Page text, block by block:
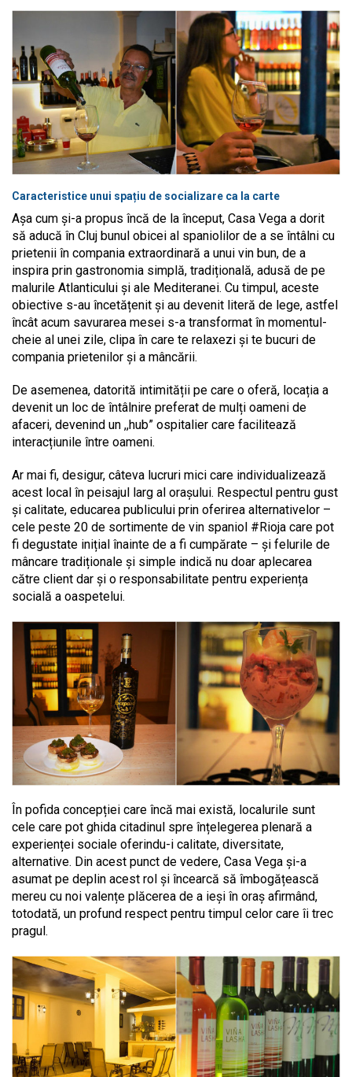
Caracteristice unui spațiu de socializare ca la carte
Așa cum și-a propus încă de la început, Casa Vega a dorit
să aducă în Cluj bunul obicei al spaniolilor de a se întâlni cu
prietenii în compania extraordinară a unui vin bun, de a
inspira prin gastronomia simplă, tradițională, adusă de pe
malurile Atlanticului și ale Mediteranei. Cu timpul, aceste
obiective s-au încetățenit și au devenit literă de lege, astfel
încât acum savurarea mesei s-a transformat în momentul-
cheie al unei zile, clipa în care te relaxezi și te bucuri de
compania prietenilor și a mâncării.
De asemenea, datorită intimității pe care o oferă, locația a
devenit un loc de întâlnire preferat de mulți oameni de
afaceri, devenind un ,,hub” ospitalier care facilitează
interacțiunile între oameni.
Ar mai fi, desigur, câteva lucruri mici care individualizează
acest local în peisajul larg al orașului. Respectul pentru gust
și calitate, educarea publicului prin oferirea alternativelor –
cele peste 20 de sortimente de vin spaniol #Rioja care pot
fi degustate inițial înainte de a fi cumpărate – și felurile de
mâncare tradiționale și simple indică nu doar aplecarea
către client dar și o responsabilitate pentru experiența
socială a oaspetelui.
În pofida concepției care încă mai există, localurile sunt
cele care pot ghida citadinul spre înțelegerea plenară a
experienței sociale oferindu-i calitate, diversitate,
alternative. Din acest punct de vedere, Casa Vega și-a
asumat pe deplin acest rol și încearcă să îmbogățească
mereu cu noi valențe plăcerea de a ieși în oraș afirmând,
totodată, un profund respect pentru timpul celor care îi trec
pragul.